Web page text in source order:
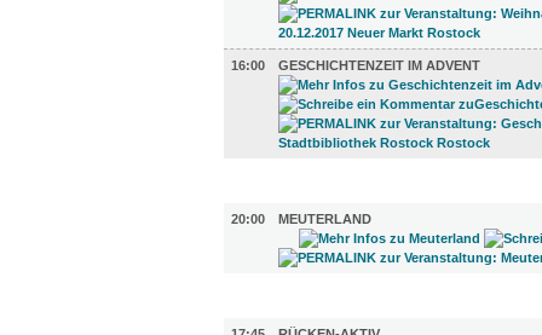
16:00 GESCHICHTENZEIT IM ADVENT
20:00
MEUTERLAND